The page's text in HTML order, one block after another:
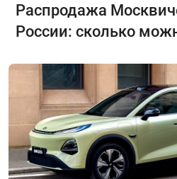
Распродажа
России: сколько